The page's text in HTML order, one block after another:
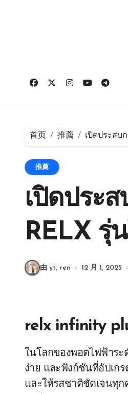
首页 推薦 เปิดประสบ
推薦
เปิดประ
RELX รุ่
由 yt, ren 12 月 1, 2025
relx infinity
ในโลกของพอตไฟฟ้าร
ง่าย และฟังก์ชันที่อัปเก
และให้รสชาติชัดเจนทุก